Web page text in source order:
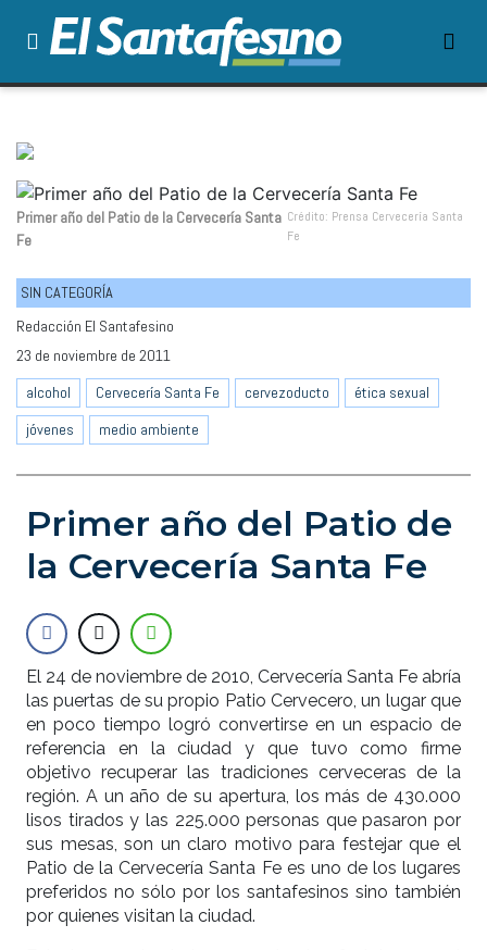
Primer año del Patio de la Cervecería Santa
Fe
Crédito: Prensa Cervecería Santa
Fe
SIN CATEGORÍA
Redacción El Santafesino
23 de noviembre de 2011
alcohol
Cervecería Santa Fe cervezoducto
ética sexual
jóvenes
medio ambiente
Primer año del Patio de
la Cervecería Santa Fe
El 24 de noviembre de 2010, Cervecería Santa Fe abría
las puertas de su propio Patio Cervecero, un lugar que
en poco tiempo logró convertirse en un espacio de
referencia en la ciudad y que tuvo como firme
objetivo recuperar las tradiciones cerveceras de la
región. A un año de su apertura, los más de 430.000
lisos tirados y las 225.000 personas que pasaron por
sus mesas, son un claro motivo para festejar que el
Patio de la Cervecería Santa Fe es uno de los lugares
preferidos no sólo por los santafesinos sino también
por quienes visitan la ciudad.